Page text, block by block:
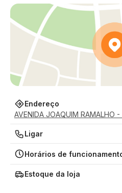
Endereço
AVENIDA JOAQUIM RAMALHO
Ligar
Horários de
Estoque da loja